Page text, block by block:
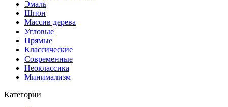
Эмаль
Шпон
Массив дерева
Угловые
Прямые
Классические
Современные
Неоклассика
Минимализм
Категории